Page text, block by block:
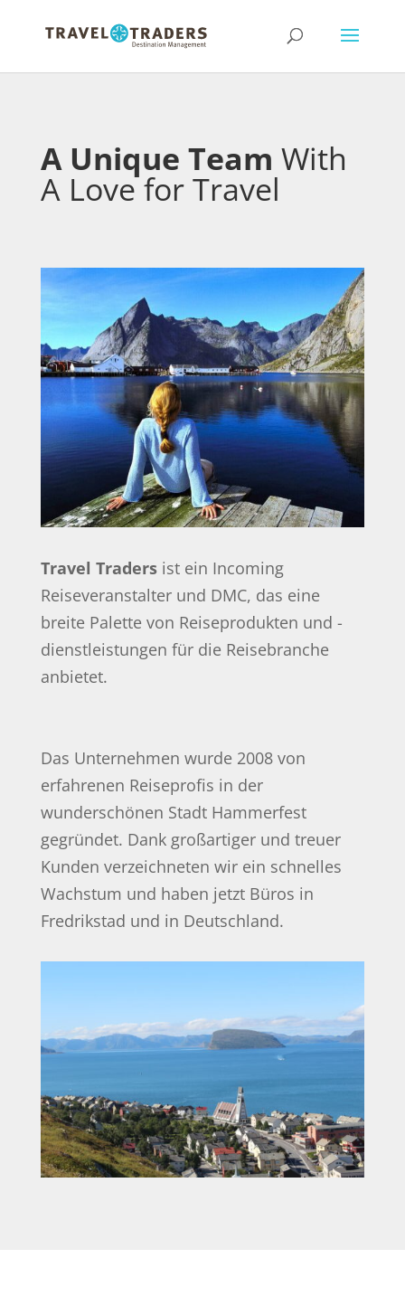
A Unique Team With
A Love for Travel
Travel Traders ist ein Incoming
Reiseveranstalter und DMC, das eine
breite Palette von Reiseprodukten und -
dienstleistungen für die Reisebranche
anbietet.
Das Unternehmen wurde 2008 von
erfahrenen Reiseprofis in der
wunderschönen Stadt Hammerfest
gegründet. Dank großartiger und treuer
Kunden verzeichneten wir ein schnelles
Wachstum und haben jetzt Büros in
Fredrikstad und in Deutschland.